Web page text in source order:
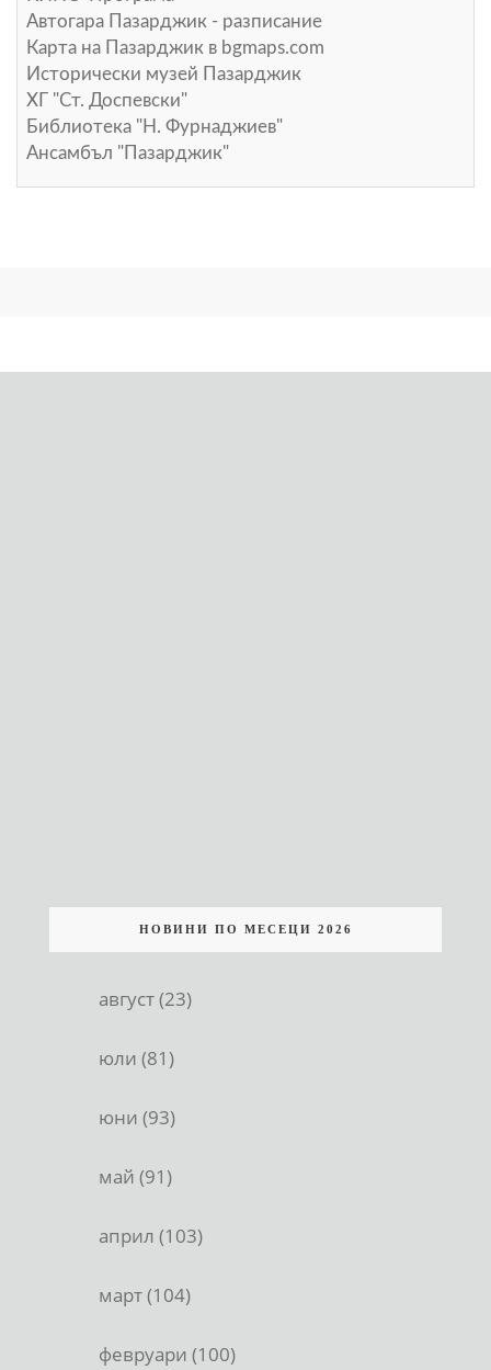
Автогара Пазарджик - разписание
Карта на Пазарджик в bgmaps.com
Исторически музей Пазарджик
ХГ "Ст. Доспевски"
Библиотека "Н. Фурнаджиев"
Ансамбъл "Пазарджик"
НОВИНИ ПО МЕСЕЦИ 2026
август (23)
юли (81)
юни (93)
май (91)
април (103)
март (104)
февруари (100)